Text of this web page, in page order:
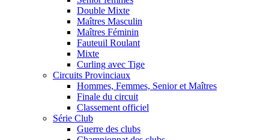
Double Mixte
Maîtres Masculin
Maîtres Féminin
Fauteuil Roulant
Mixte
Curling avec Tige
Circuits Provinciaux
Hommes, Femmes, Senior et Maîtres
Finale du circuit
Classement officiel
Série Club
Guerre des clubs